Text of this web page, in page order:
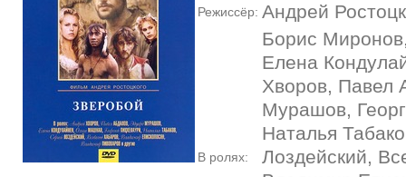
Режиссёр: Андрей
В ролях:
Борис
Елена
Хворов, Павел
Мурашов,
Наталья
Лоздейский,